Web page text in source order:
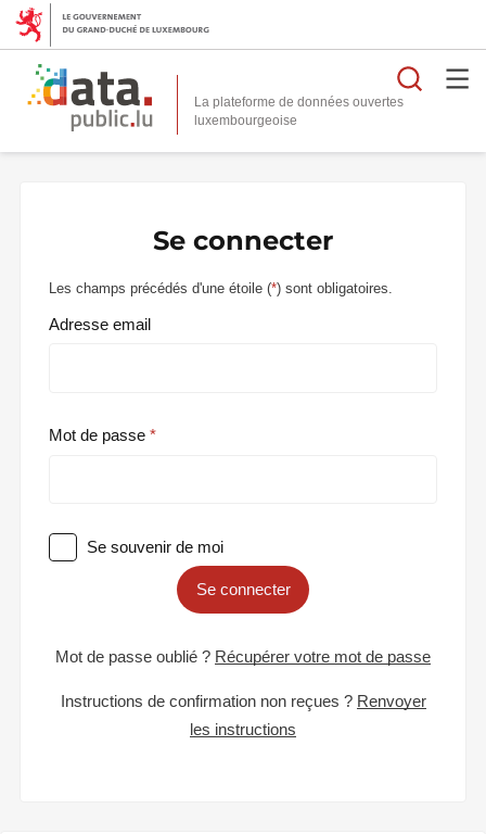
La plateforme de données ouvertes
Se connecter
Les champs précédés d'une étoile (*) sont obligatoires.
Adresse email
Mot de passe
Se souvenir de moi
Se connecter
Mot de passe oublié ? Récupérer votre mot de passe
Instructions de confirmation non reçues ? Renvoyer
les instructions